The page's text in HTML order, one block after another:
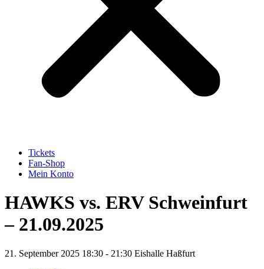
Tickets
Fan-Shop
Mein Konto
HAWKS vs. ERV Schweinfurt
– 21.09.2025
21. September 2025 18:30 - 21:30 Eishalle Haßfurt